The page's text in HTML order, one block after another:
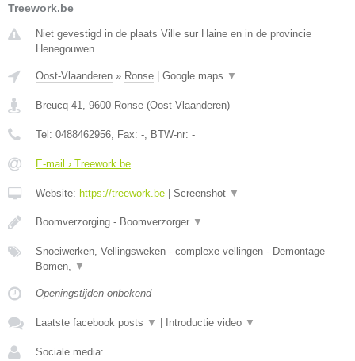
Treework.be
Niet gevestigd in de plaats Ville sur Haine en in de provincie
Henegouwen.
Oost-Vlaanderen » Ronse Google maps ▼
Breucq 41 9600 Ronse (Oost-Vlaanderen)
Tel: 0488462956 , Fax: - , BTW-nr: -
E-mail › Treework.be
Website: https://treework.be Screenshot ▼
Boomverzorging - Boomverzorger ▼
Snoeiwerken, Vellingsweken - complexe vellingen - Demontage
Bomen,
▼
Openingstijden onbekend
Laatste facebook posts ▼ Introductie video ▼
Sociale media: